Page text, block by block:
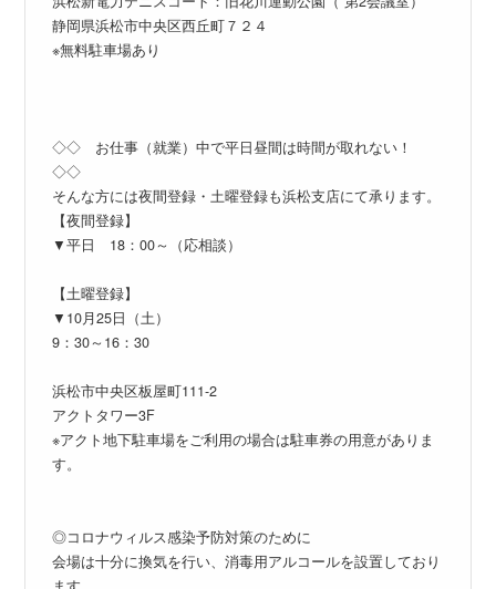
静岡県浜松市中央区西丘町７２４
※無料駐車場あり
◇◇ お仕事（就業）中で平日昼間は時間が取れない！
◇◇
そんな方には夜間登録・土曜登録も浜松支店にて承ります。
【夜間登録】
▼平日 18：00～（応相談）
【土曜登録】
▼10月25日（土）
9：30～16：30
浜松市中央区板屋町111-2
アクトタワー3F
※アクト地下駐車場をご利用の場合は駐車券の用意がありま
す。
◎コロナウィルス感染予防対策のために
会場は十分に換気を行い、消毒用アルコールを設置しており